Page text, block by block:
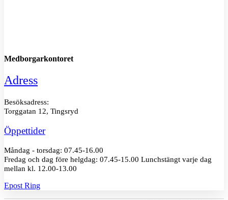
Medborgarkontoret
Adress
Besöksadress:
Torggatan 12, Tingsryd
Öppettider
Måndag - torsdag: 07.45-16.00
Fredag och dag före helgdag: 07.45-15.00 Lunchstängt varje dag
mellan kl. 12.00-13.00
Epost Ring